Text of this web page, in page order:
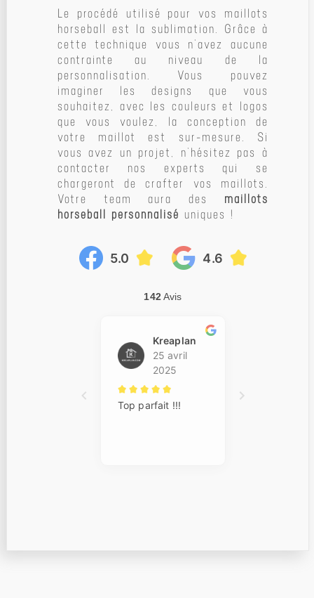
Le procédé utilisé pour vos maillots
horseball est la sublimation. Grâce à
cette technique vous n’avez aucune
contrainte au niveau de la
personnalisation. Vous pouvez
imaginer les designs que vous
souhaitez, avec les couleurs et logos
que vous voulez, la conception de
votre maillot est sur-mesure. Si
vous avez un projet, n’hésitez pas à
contacter nos experts qui se
chargeront de crafter vos maillots.
Votre team aura des maillots
horseball personnalisé uniques !